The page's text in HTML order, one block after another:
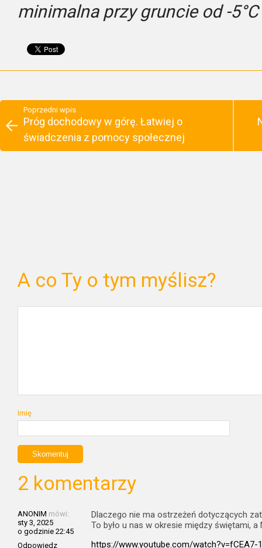
minimalna przy gruncie od -5°C
Poprzedni wpis
Próg dochodowy w górę. Łatwiej o
świadczenia z pomocy społecznej
A co Ty o tym myślisz?
Imię
2 komentarzy
ANONIM mówi:
sty 3, 2025
o godzinie 22:45
Odpowiedz
Dlaczego nie ma ostrzeżeń dotyczących
To było u nas w okresie między świętami, a
https://www.youtube.com/watch?v=fCEA7-